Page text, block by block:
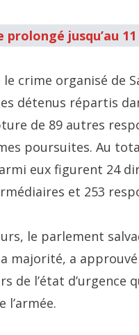
prolongé jusqu’au
le crime organisé de
détenus répartis
de 89 autres
poursuites. Au
eux figurent 24
et 253
le parlement
majorité, a
de l’état
l’armée.